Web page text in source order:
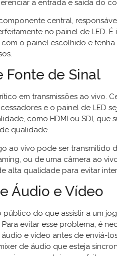
a entrada e saída do
central,
no painel de LED.
o painel escolhido e
Fonte de Sinal
em transmissões ao vivo.
e o painel de LED
como HDMI ou SDI, que
qualidade.
ao vivo pode ser transmitido
ou de uma câmera ao
alta qualidade para evitar
Áudio e Vídeo
público do que assistir a um
evitar esse problema, é
e vídeo antes de enviá-
de áudio que esteja